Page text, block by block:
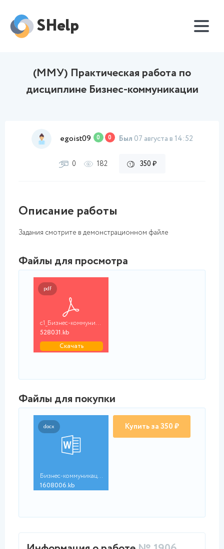
SHelp
(ММУ) Практическая работа по
дисциплине Бизнес-коммуникации
egoist09 0 0 Был 07 августа в 14:52
0 182 350 ₽
Описание работы
Задания смотрите в демонстрационном файле
Файлы для просмотра
pdf
с1_Бизнес-коммуникац...
528031.kb
Скачать
Файлы для покупки
docx
Бизнес-коммуникации ...
1608006.kb
Купить за 350 ₽